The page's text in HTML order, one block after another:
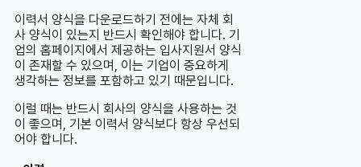
이력서 양식을 다운로드하기 전에는 자체 회
사 양식이 있는지 반드시 확인해야 합니다. 기
업의 홈페이지에서 제공하는 입사지원서 양식
이 존재할 수 있으며, 이는 기업이 중요하게
생각하는 정보를 포함하고 있기 때문입니다.
이럴 때는 반드시 회사의 양식을 사용하는 것
이 좋으며, 기본 이력서 양식보다 항상 우선되
어야 합니다.